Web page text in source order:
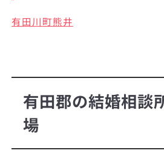
有田川町熊井
有田郡の結婚相談
場